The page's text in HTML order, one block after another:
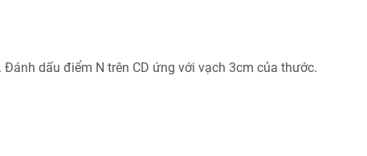
dấu điểm N trên CD ứng với vạch 3cm của thước.